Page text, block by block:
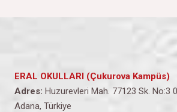
ERAL OKULLARI (Çukurova Kampüs)
Adres: Huzurevleri Mah. 77123 Sk. No:3
Adana, Türkiye